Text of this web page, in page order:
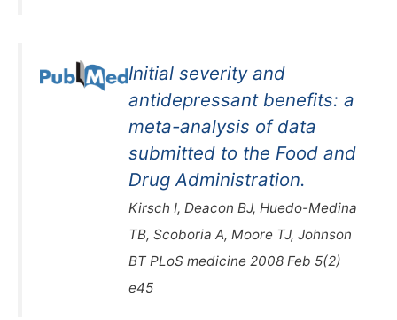
Initial severity and
antidepressant benefits: a
meta-analysis of data
submitted to the Food and
Drug Administration.
Kirsch I, Deacon BJ, Huedo-Medina
TB, Scoboria A, Moore TJ, Johnson
BT PLoS medicine 2008 Feb 5(2)
e45